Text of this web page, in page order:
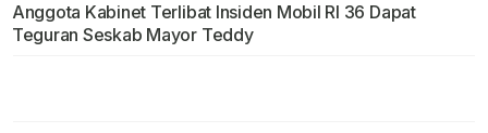
Anggota Kabinet Terlibat Insiden Mobil RI 36 Dapat
Teguran Seskab Mayor Teddy